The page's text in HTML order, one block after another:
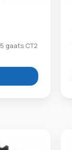
gaats CT2